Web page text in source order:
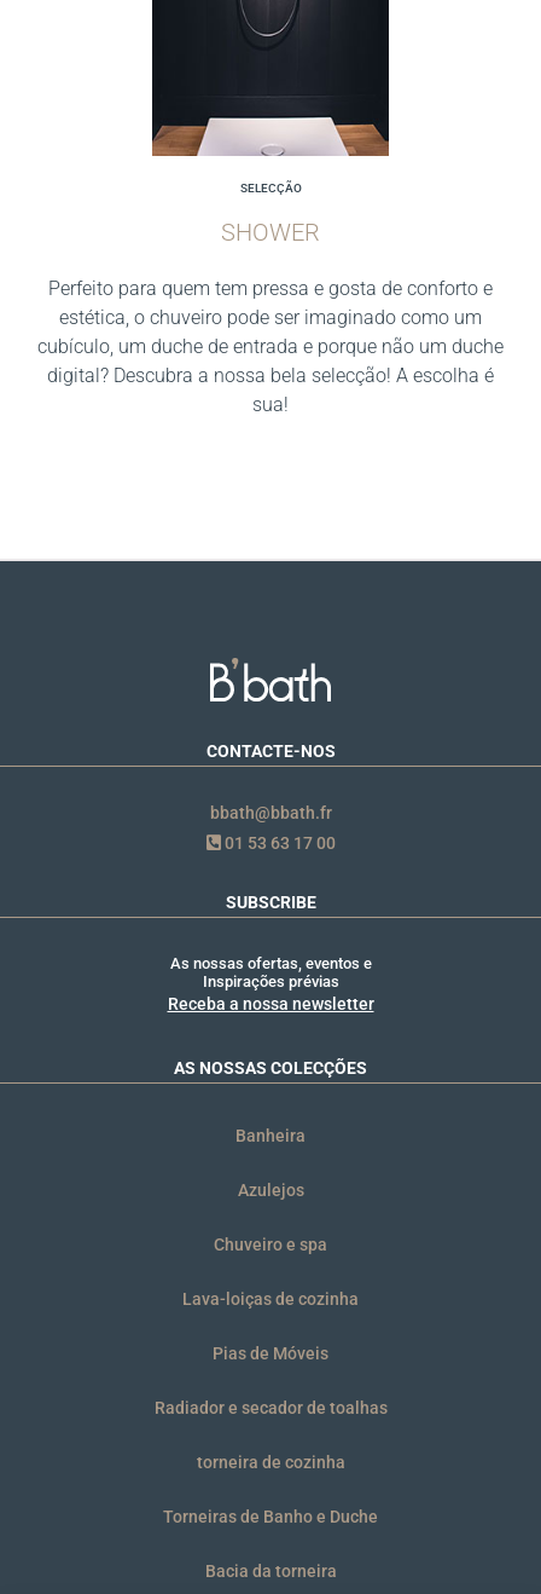
SELECÇÃO
SHOWER
Perfeito para quem tem pressa e gosta de conforto e
estética, o chuveiro pode ser imaginado como um
cubículo, um duche de entrada e porque não um duche
digital? Descubra a nossa bela selecção! A escolha é
sua!
CONTACTE-NOS
bbath@bbath.fr
01 53 63 17 00
SUBSCRIBE
As nossas ofertas, eventos e
Inspirações prévias
Receba a nossa newsletter
AS NOSSAS COLECÇÕES
Banheira
Azulejos
Chuveiro e spa
Lava-loiças de cozinha
Pias de Móveis
Radiador e secador de toalhas
torneira de cozinha
Torneiras de Banho e Duche
Bacia da torneira